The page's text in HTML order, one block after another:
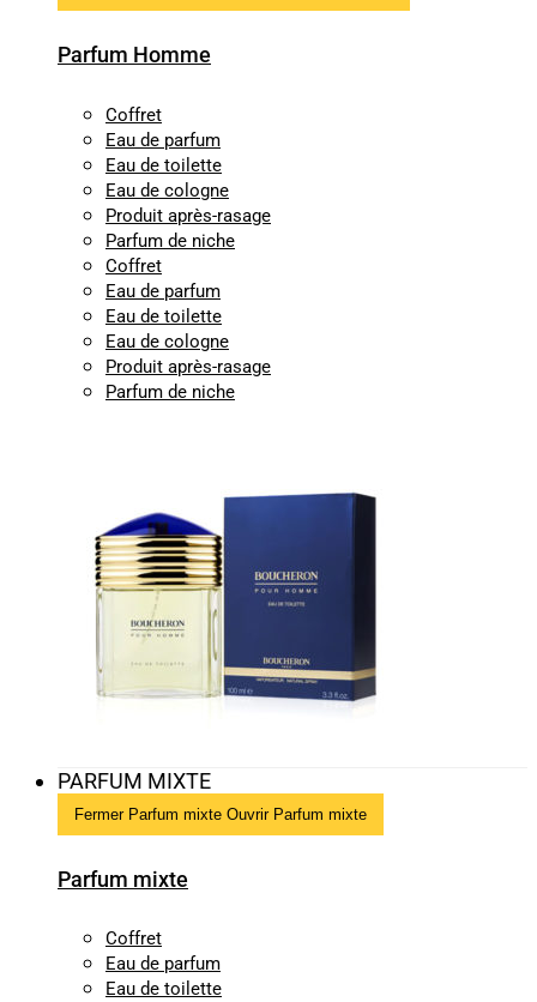
Parfum Homme
Coffret
Eau de parfum
Eau de toilette
Eau de cologne
Produit après-rasage
Parfum de niche
Coffret
Eau de parfum
Eau de toilette
Eau de cologne
Produit après-rasage
Parfum de niche
PARFUM MIXTE
Fermer Parfum mixte Ouvrir Parfum mixte
Parfum mixte
Coffret
Eau de parfum
Eau de toilette